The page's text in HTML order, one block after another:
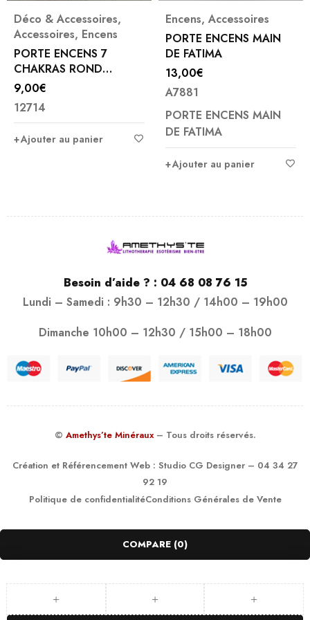
Déco & Accessoires,
Accessoires, Encens
PORTE ENCENS 7
CHAKRAS ROND
ALUMINIUM
9,00€
12714
Ajouter au panier
Encens, Accessoires
PORTE ENCENS MAIN
DE FATIMA
13,00€
A7881
PORTE ENCENS MAIN
DE FATIMA
Ajouter au panier
Besoin d’aide ? : 04 68 08 76 15
Lundi – Samedi : 9h30 – 12h30 / 14h00 – 19h00
Dimanche 10h00 – 12h30 / 15h00 – 18h00
© Amethys’te Minéraux – Tous droits réservés.
Création et Référencement Web : Studio CG Designer– 04 34 27
92 19
Politique de confidentialitéConditions Générales de Vente
COMPARE (0)